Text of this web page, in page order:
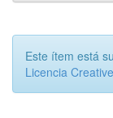
Este ítem está
Licencia